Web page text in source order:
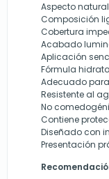
Aspecto
Composición
Cobertura
Acabado
Aplicación
Fórmula
Adecuado
Resistente al
No
Contiene
Diseñado con
Presentación